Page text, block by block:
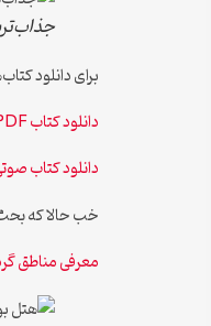
برای دانلود
دانلود کتاب PDF
دانلود کتاب
خب حالا که بحث
معرفی مناطق